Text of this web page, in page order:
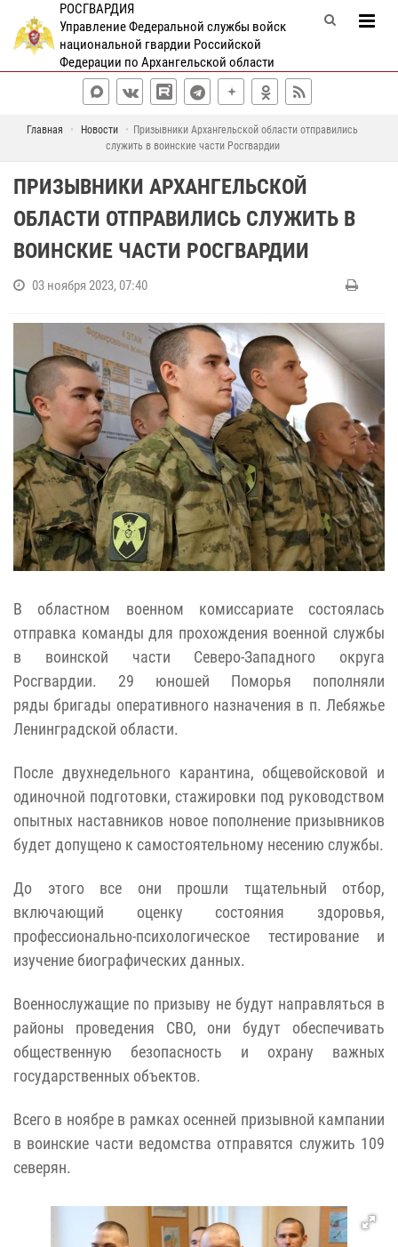
РОСГВАРДИЯ
Управление Федеральной службы войск
национальной гвардии Российской
Федерации по Архангельской области
Главная Новости
Призывники Архангельской области отправились
служить в воинские части Росгвардии
ПРИЗЫВНИКИ АРХАНГЕЛЬСКОЙ
ОБЛАСТИ ОТПРАВИЛИСЬ СЛУЖИТЬ В
ВОИНСКИЕ ЧАСТИ РОСГВАРДИИ
03 ноября 2023, 07:40
В областном военном комиссариате состоялась
отправка команды для прохождения военной службы
в воинской части Северо-Западного округа
Росгвардии. 29 юношей Поморья пополняли
ряды бригады оперативного назначения в п. Лебяжье
Ленинградской области.
После двухнедельного карантина, общевойсковой и
одиночной подготовки, стажировки под руководством
опытных наставников новое пополнение призывников
будет допущено к самостоятельному несению службы.
До этого все они прошли тщательный отбор,
включающий оценку состояния здоровья,
профессионально-психологическое тестирование и
изучение биографических данных.
Военнослужащие по призыву не будут направляться в
районы проведения СВО, они будут обеспечивать
общественную безопасность и охрану важных
государственных объектов.
Всего в ноябре в рамках осенней призывной кампании
в воинские части ведомства отправятся служить 109
северян.